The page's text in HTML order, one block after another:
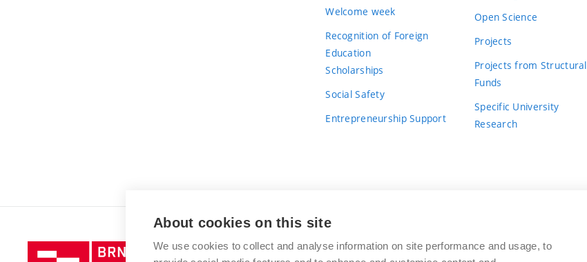
Welcome week
Recognition of Foreign
Education
Scholarships
Social Safety
Entrepreneurship Support
Open Science
Projects
Projects from Structural
Funds
Specific University
Research
Brno
BRNO UNIVERSITY OF TECHNOLOGY
About cookies on this site
We use cookies to collect and analyse information on site performance and usage, to